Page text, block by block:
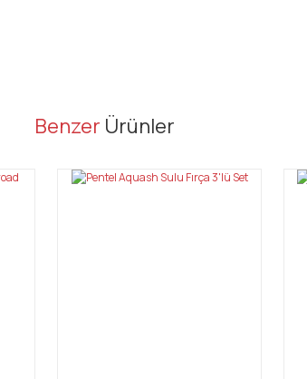
gördüğünüz noktaları öneri formunu kullanarak
Benzer Ürünler